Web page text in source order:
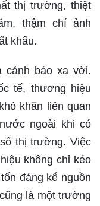
thị trường, thiệt
thậm chí ảnh
khẩu.
cảnh báo xa vời.
tế, thương hiệu
khăn liên quan
ngoài khi có
thị trường. Việc
không chỉ kéo
đáng kể nguồn
là một trường